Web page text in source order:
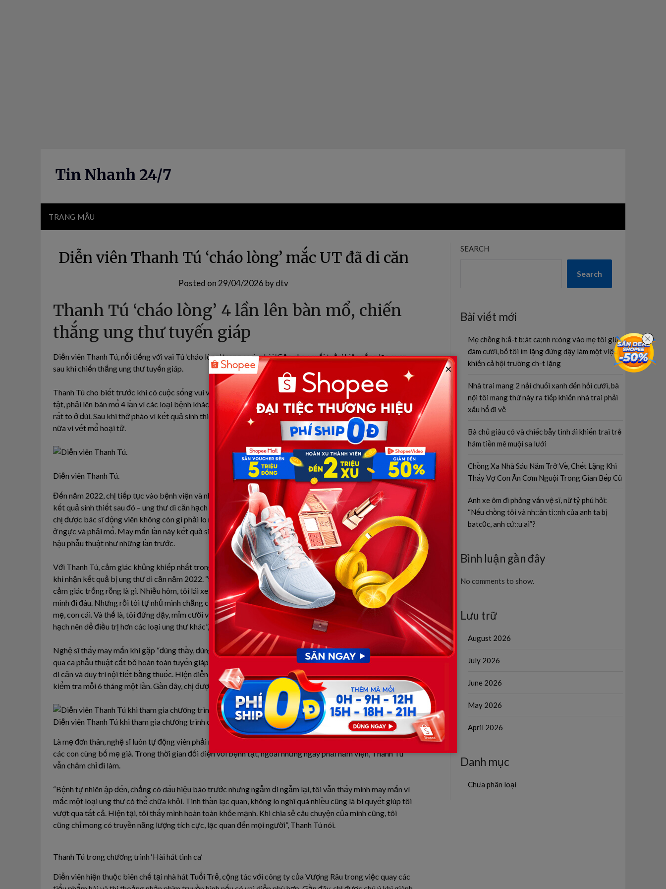
Tin Nhanh 24/7
TRANG MẪU
Diễn viên Thanh Tú ‘cháo lòng’ mắc UT đã di căn
Posted on 29/04/2026 bydtv
Thanh Tú ‘cháo lòng’ 4 lần lên bàn mổ, chiến
thắng ung thư tuyến giáp
Diễn viên Thanh Tú, nổi tiếng với vai Tú ‘cháo lòng’ trong series hài ‘Gặp nhau cuối tuần’, hiện sống lạc quan
sau khi chiến thắng ung thư tuyến giáp.
Thanh Tú cho biết trước khi có cuộc sống vui vẻ như hiện tại, chị từng trải qua bốn năm “liêu xiêu” vì bệnh
tật, phải lên bàn mổ 4 lần vì các loại bệnh khác nhau. Cụ thể, năm 2020 chị được chẩn đoán phải mổ vì có u
rất to ở đùi. Sau khi thở phào vì kết quả sinh thiết “không phải ung thư”, chị phải phẫu thuật thêm một lần
nữa vì vết mổ hoại tử.
Diễn viên Thanh Tú.
Đến năm 2022, chị tiếp tục vào bệnh viện và nhận chẩn đoán ung thư tuyến giáp. Ca mổ thành công nhưng
kết quả sinh thiết sau đó – ung thư di căn hạch – khiến chị sững người. Trải qua nửa năm điều trị phóng xạ,
chị được bác sĩ động viên không còn gì phải lo ngại. Thế nhưng, sau đó vài tháng, chị lại phát hiện mình có u
ở ngực và phải mổ. May mắn lần này kết quả sinh thiết không phải ung thư và chị cũng không bị biến chứng
hậu phẫu thuật như những lần trước.
Với Thanh Tú, cảm giác khủng khiếp nhất trong thời gian đó là khi biết vết mổ chân bị hoại tử năm 2020 và
khi nhận kết quả bị ung thư di căn năm 2022. “Đến khi nhận kết quả bị ung thư di căn, tôi mới lần đầu biết
cảm giác trống rỗng là gì. Nhiều hôm, tôi lái xe mà không biết phương hướng, đầu óc cứ vô định không biết
mình đi đâu. Nhưng rồi tôi tự nhủ mình chẳng còn con đường nào khác là phải mạnh mẽ vì đằng sau còn bố
mẹ, con cái. Và thế là, tôi đứng dậy, mỉm cười với mọi phác đồ bác sĩ đưa ra. May là tôi bị tuyến giáp di căn
hạch nên dễ điều trị hơn các loại ung thư khác”, diễn viên kể.
Nghệ sĩ thấy may mắn khi gặp “đúng thầy, đúng thuốc”, cơ thể cũng đáp ứng tốt phác đồ điều trị. Chị đã trải
qua ca phẫu thuật cắt bỏ hoàn toàn tuyến giáp, vét hạch, điều trị phóng xạ để ngăn chặn các tế bào ung thư
di căn và duy trì nội tiết bằng thuốc. Hiện diễn viên không kiêng khem gì, ăn uống thoải mái và đến viện
kiểm tra mỗi 6 tháng một lần. Gần đây, chị được bác sĩ chúc mừng vì đã chiến thắng ung thư di căn.
Diễn viên Thanh Tú khi tham gia chương trình của ‘Nụ cười vàng’.
Là mẹ đơn thân, nghệ sĩ luôn tự động viên phải mạnh mẽ để vượt qua biến cố sức khỏe và làm chỗ dựa cho
các con cùng bố mẹ già. Trong thời gian đối diện với bệnh tật, ngoài những ngày phải nằm viện, Thanh Tú
vẫn chăm chỉ đi làm.
“Bệnh tự nhiên ập đến, chẳng có dấu hiệu báo trước nhưng ngẫm đi ngẫm lại, tôi vẫn thấy mình may mắn vì
mắc một loại ung thư có thể chữa khỏi. Tinh thần lạc quan, không lo nghĩ quá nhiều cũng là bí quyết giúp tôi
vượt qua tất cả. Hiện tại, tôi thấy mình hoàn toàn khỏe mạnh. Khi chia sẻ câu chuyện của mình cũng, tôi
cũng chỉ mong có truyền năng lượng tích cực, lạc quan đến mọi người”, Thanh Tú nói.
Thanh Tú trong chương trình ‘Hài hát tình ca’
Diễn viên hiện thuộc biên chế tại nhà hát Tuổi Trẻ, cộng tác với công ty của Vượng Râu trong việc quay các
SEARCH
Search
Bài viết mới
Mẹ chồng h:ấ-t b;át ca;nh n:óng vào mẹ tôi giữa
đám cưới, bố tôi im lặng đứng dậy làm một việc
khiến cả hội trường ch-t lặng
Nhà trai mang 2 nải chuối xanh đến hỏi cưới, bà
nội tôi mang thứ này ra tiếp khiến nhà trai phải
xấu hổ đi về
Bà chủ giàu có và chiếc bẫy tình ái khiến trai trẻ
hám tiền mê muội sa lưới
Chồng Xa Nhà Sáu Năm Trở Về, Chết Lặng Khi
Thấy Vợ Con Ăn Cơm Nguội Trong Gian Bếp Cũ
Anh xe ôm đi phỏng vấn vệ sĩ, nữ tỷ phú hỏi:
“Nếu chồng tôi và nh::ân tì::nh của anh ta bị
batc0c, anh cứ::u ai”?
Bình luận gần đây
No comments to show.
Lưu trữ
August 2026
July 2026
June 2026
May 2026
April 2026
Danh mục
Chưa phân loại
×